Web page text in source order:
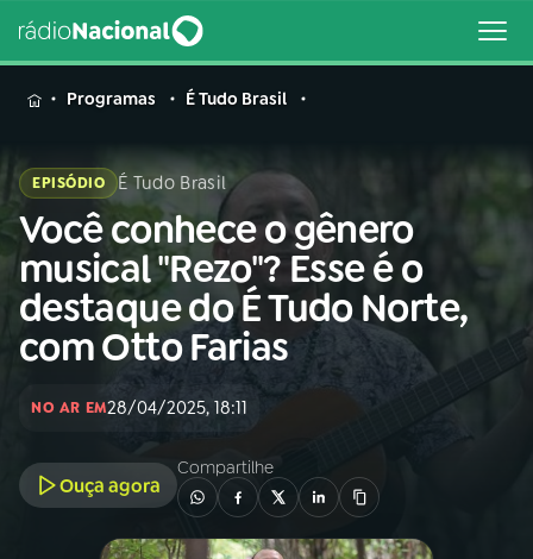
MENU
Buscar
na
Rádio
Nacional
Buscar
AO VIVO
02A RÁDIO
Programas É Tudo Brasil
EPISÓDIO É Tudo Brasil
Você conhece o gênero
musical "Rezo"? Esse é o
destaque do É Tudo Norte,
com Otto Farias
NO AR EM28/04/2025, 18:11
Ouça agora
Compartilhe